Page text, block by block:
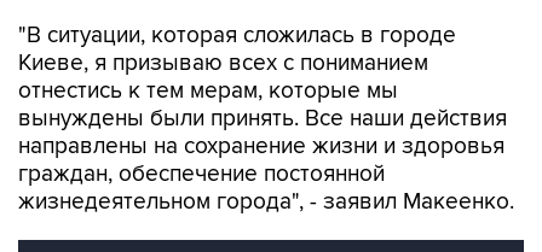
"В ситуации, которая сложилась в городе
Киеве, я призываю всех с пониманием
отнестись к тем мерам, которые мы
вынуждены были принять. Все наши действия
направлены на сохранение жизни и здоровья
граждан, обеспечение постоянной
жизнедеятельном города", - заявил Макеенко.